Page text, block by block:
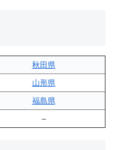
秋田県
山形県
福島県
–